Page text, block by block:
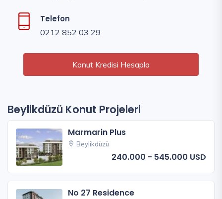
Telefon
0212 852 03 29
Konut Kredisi Hesapla
Beylikdüzü Konut Projeleri
Marmarin Plus
Beylikdüzü
240.000 - 545.000 USD
No 27 Residence